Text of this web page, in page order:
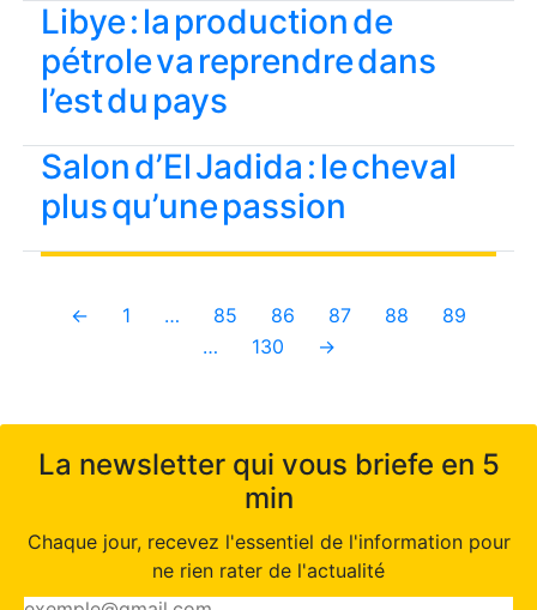
Libye : la production de
pétrole va reprendre dans
l’est du pays
Salon d’El Jadida : le cheval
plus qu’une passion
← 1 … 85 86 87 88
89
…
130 →
La newsletter qui vous briefe en 5
min
Chaque jour, recevez l'essentiel de l'information pour
ne rien rater de l'actualité